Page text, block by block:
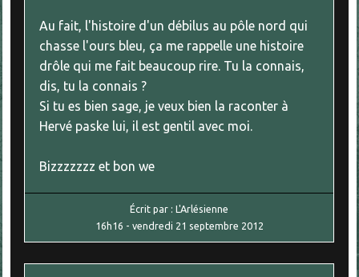
Au fait, l'histoire d'un débilus au pôle nord qui
chasse l'ours bleu, ça me rappelle une histoire
drôle qui me fait beaucoup rire. Tu la connais,
dis, tu la connais ?
Si tu es bien sage, je veux bien la raconter à
Hervé paske lui, il est gentil avec moi.
Bizzzzzzz et bon we
Écrit par :L'Arlésienne
16h16 - vendredi 21 septembre 2012